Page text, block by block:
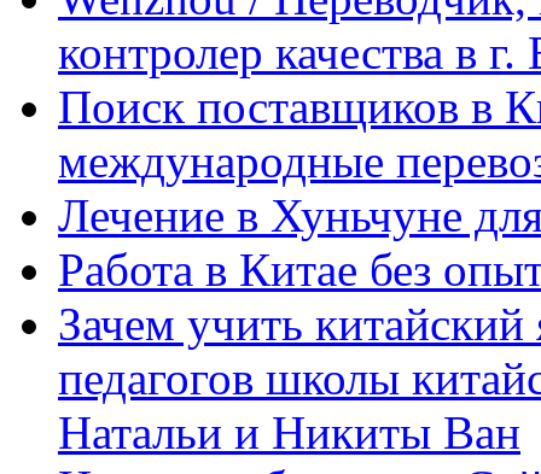
контролер качества в
Поиск поставщиков в
международные
Лечение в Хуньчуне
Работа в Китае без
Зачем учить
педагогов школы
Натальи и Никиты Ван